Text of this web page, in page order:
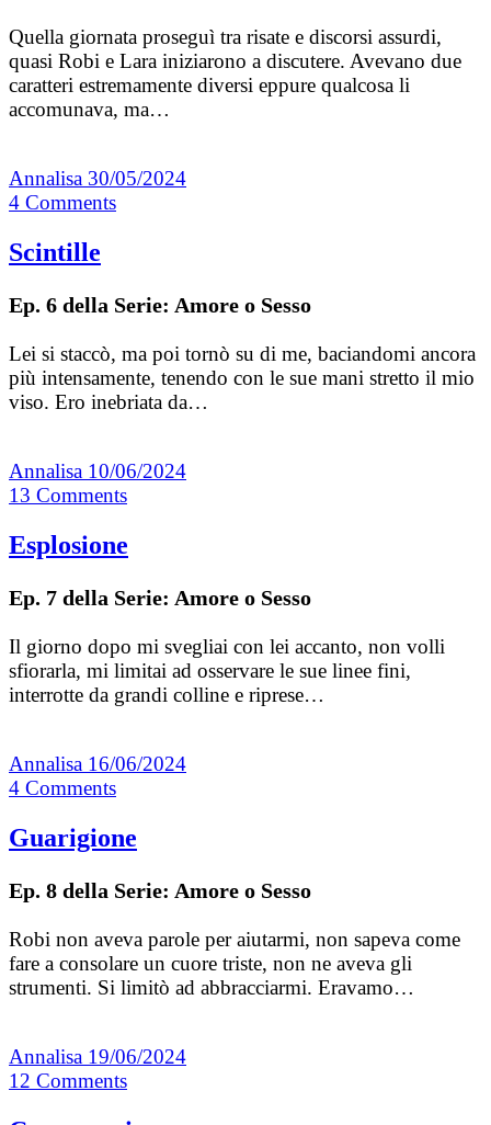
Quella giornata proseguì tra risate e discorsi assurdi,
quasi Robi e Lara iniziarono a discutere. Avevano due
caratteri estremamente diversi eppure qualcosa li
accomunava, ma…
Annalisa 30/05/2024
4 Comments
Scintille
Ep. 6 della Serie: Amore o Sesso
Lei si staccò, ma poi tornò su di me, baciandomi ancora
più intensamente, tenendo con le sue mani stretto il mio
viso. Ero inebriata da…
Annalisa 10/06/2024
13 Comments
Esplosione
Ep. 7 della Serie: Amore o Sesso
Il giorno dopo mi svegliai con lei accanto, non volli
sfiorarla, mi limitai ad osservare le sue linee fini,
interrotte da grandi colline e riprese…
Annalisa 16/06/2024
4 Comments
Guarigione
Ep. 8 della Serie: Amore o Sesso
Robi non aveva parole per aiutarmi, non sapeva come
fare a consolare un cuore triste, non ne aveva gli
strumenti. Si limitò ad abbracciarmi. Eravamo…
Annalisa 19/06/2024
12 Comments